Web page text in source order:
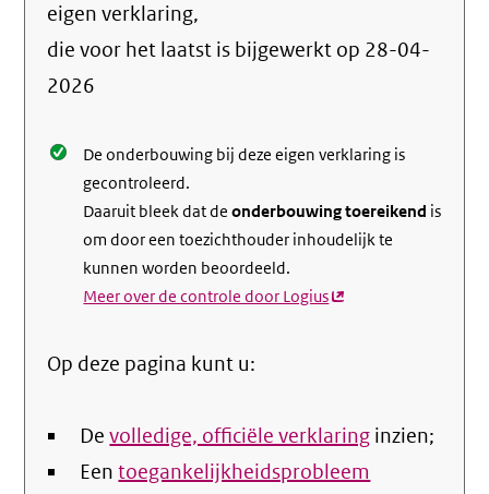
over
eigen verklaring,
die voor het laatst is bijgewerkt op 28-04-
2026
De onderbouwing bij deze eigen verklaring is
gecontroleerd.
Daaruit bleek dat deonderbouwing toereikend is
om door een toezichthouder inhoudelijk te
kunnen worden beoordeeld.
Meer over de controle door Logius(externe
Op deze pagina kunt u:
Devolledige, officiële verklaring inzien;
Eentoegankelijkheidsprobleem